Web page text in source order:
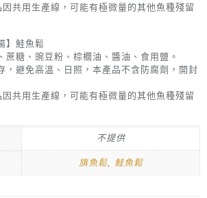
共用生產線，可能有極微量的其他魚種殘留
】鮭魚鬆
糖、豌豆粉、棕櫚油、醬油、食用鹽。
避免高溫、日照，本產品不含防腐劑，開封
共用生產線，可能有極微量的其他魚種殘留
不提供
旗魚鬆, 鮭魚鬆